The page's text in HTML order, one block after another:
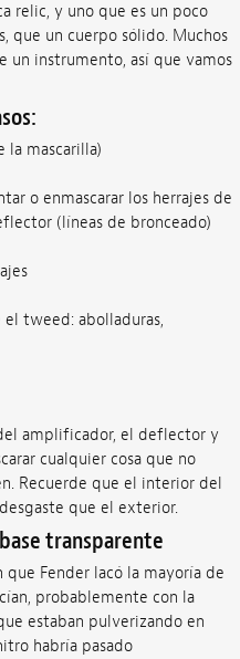
relic, y uno que es un poco
que un cuerpo sólido. Muchos
un instrumento, así que vamos
la mascarilla)
o enmascarar los herrajes de
(líneas de bronceado)
tweed: abolladuras,
amplificador, el deflector y
cualquier cosa que no
Recuerde que el interior del
que el exterior.
transparente
Fender lacó la mayoría de
probablemente con la
estaban pulverizando en
habría pasado